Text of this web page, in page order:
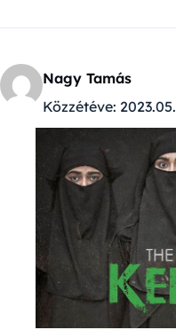
Nagy Tamás
Közzétéve: